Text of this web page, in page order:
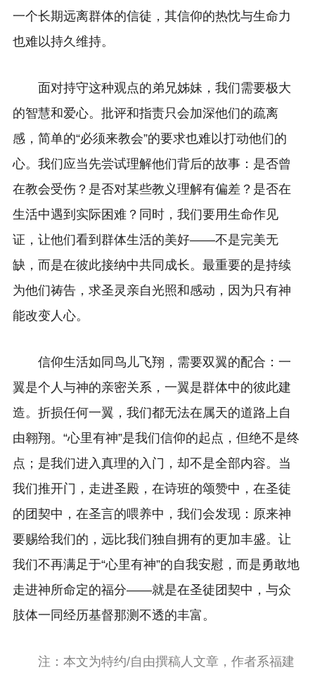
一个长期远离群体的信徒，其信仰的热忱与生命力
也难以持久维持。
面对持守这种观点的弟兄姊妹，我们需要极大
的智慧和爱心。批评和指责只会加深他们的疏离
感，简单的“必须来教会”的要求也难以打动他们的
心。我们应当先尝试理解他们背后的故事：是否曾
在教会受伤？是否对某些教义理解有偏差？是否在
生活中遇到实际困难？同时，我们要用生命作见
证，让他们看到群体生活的美好——不是完美无
缺，而是在彼此接纳中共同成长。最重要的是持续
为他们祷告，求圣灵亲自光照和感动，因为只有神
能改变人心。
信仰生活如同鸟儿飞翔，需要双翼的配合：一
翼是个人与神的亲密关系，一翼是群体中的彼此建
造。折损任何一翼，我们都无法在属天的道路上自
由翱翔。“心里有神”是我们信仰的起点，但绝不是终
点；是我们进入真理的入门，却不是全部内容。当
我们推开门，走进圣殿，在诗班的颂赞中，在圣徒
的团契中，在圣言的喂养中，我们会发现：原来神
要赐给我们的，远比我们独自拥有的更加丰盛。让
我们不再满足于“心里有神”的自我安慰，而是勇敢地
走进神所命定的福分——就是在圣徒团契中，与众
肢体一同经历基督那测不透的丰富。
注：本文为特约/自由撰稿人文章，作者系福建